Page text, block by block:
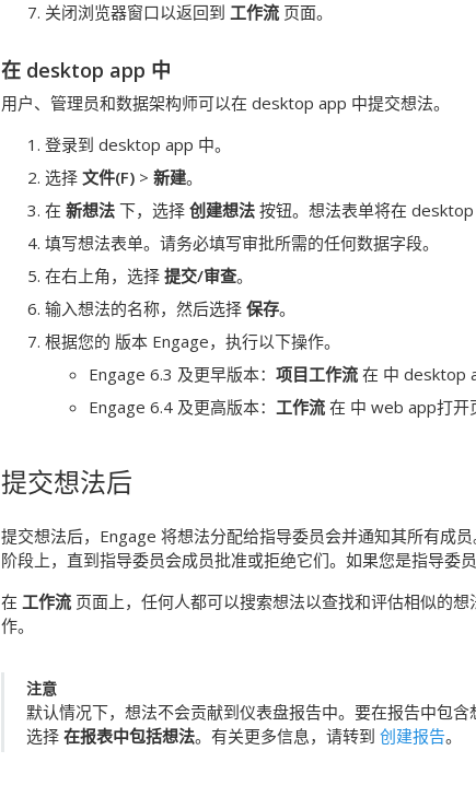
关闭浏览器窗口以返回到 工作流 页面。
在 desktop app 中
用户、管理员和数据架构师可以在 desktop app 中提交想法。
登录到 desktop app 中。
选择 文件(F) > 新建。
在 新想法 下，选择 创建想法 按钮。想法表单将在
填写想法表单。请务必填写审批所需的任何数据字段。
在右上角，选择 提交/审查。
输入想法的名称，然后选择 保存。
根据您的 版本 Engage，执行以下操作。
Engage 6.3 及更早版本： 项目工作流 在 中 desktop
Engage 6.4 及更高版本： 工作流 在 中 web app打开
提交想法后
提交想法后， Engage 将想法分配给指导委员会并通知其所有成
阶段上，直到指导委员会成员批准或拒绝它们。如果您是指导委
在 工作流 页面上，任何人都可以搜索想法以查找和评估相似的
作。
注意
默认情况下，想法不会贡献到仪表盘报告中。要在报告中包
选择 在报表中包括想法。有关更多信息，请转到 创建报告。